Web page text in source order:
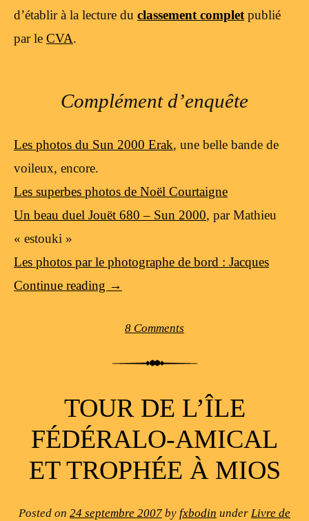
d’établir à la lecture du classement completpublié
par le CVA.
Complément d’enquête
Les photos du Sun 2000 Erak, une belle bande de
voileux, encore.
Les superbes photos de Noël Courtaigne
Un beau duel Jouët 680 – Sun 2000, par Mathieu
« estouki »
Les photos par le photographe de bord : Jacques
Continue reading →
8 Comments
TOUR DE L’ÎLE
FÉDÉRALO-AMICAL
ET TROPHÉE À MIOS
Posted on 24 septembre 2007 by fxbodin under Livre de